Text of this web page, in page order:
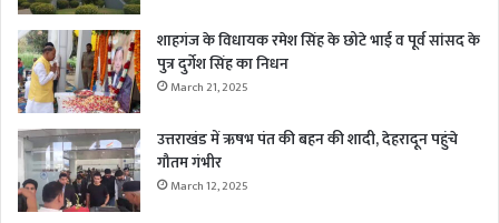
शाहगंज के विधायक रमेश सिंह के छोटे भाई व पूर्व सांसद के
पुत्र दुर्गेश सिंह का निधन
March 21, 2025
उत्तराखंड में ऋषभ पंत की बहन की शादी, देहरादून पहुंचे
गौतम गंभीर
March 12, 2025